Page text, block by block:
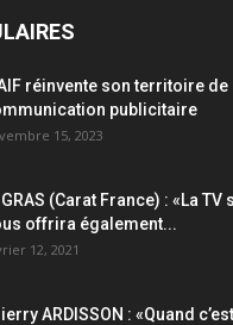
réinvente son territoire de
publicitaire
15, 2023
GRAS (Carat France) : «La
offrira également...
12, 2021
ARDISSON : «Quand